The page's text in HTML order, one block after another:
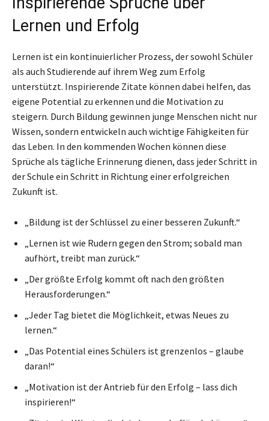
Lernen und Erfolg
Lernen ist ein kontinuierlicher Prozess, der sowohl Schüler
als auch Studierende auf ihrem Weg zum Erfolg
unterstützt. Inspirierende Zitate können dabei helfen, das
eigene Potential zu erkennen und die Motivation zu
steigern. Durch Bildung gewinnen junge Menschen nicht nur
Wissen, sondern entwickeln auch wichtige Fähigkeiten für
das Leben. In den kommenden Wochen können diese
Sprüche als tägliche Erinnerung dienen, dass jeder Schritt in
der Schule ein Schritt in Richtung einer erfolgreichen
Zukunft ist.
„Bildung ist der Schlüssel zu einer besseren Zukunft.“
„Lernen ist wie Rudern gegen den Strom; sobald man
aufhört, treibt man zurück.“
„Der größte Erfolg kommt oft nach den größten
Herausforderungen.“
„Jeder Tag bietet die Möglichkeit, etwas Neues zu
lernen.“
„Das Potential eines Schülers ist grenzenlos – glaube
daran!“
„Motivation ist der Antrieb für den Erfolg – lass dich
inspirieren!“